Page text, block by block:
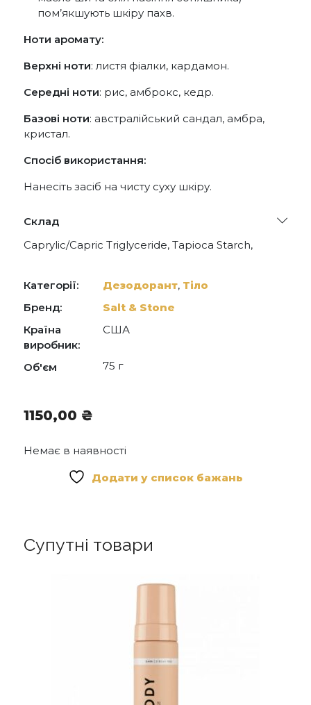
пом’якшують шкіру пахв.
Ноти аромату:
Верхні ноти: листя фіалки, кардамон.
Середні ноти: рис, амброкс, кедр.
Базові ноти: австралійський сандал, амбра,
кристал.
Спосіб використання:
Нанесіть засіб на чисту суху шкіру.
Склад
Caprylic/Capric Triglyceride, Tapioca Starch,
Hyaluronate, Spirulina Platensis Extract, Fragrance
(Parfum), Butyrospermum Parkii (Shea) Butter,
Helianthus Annuus (Sunflower) Seed Oil,
Категорії: Дезодорант, Тіло
Бренд:
Salt & Stone
Країна
виробник:
США
Об'єм 75 г
1150,00 ₴
Немає в наявності
Додати у список бажань
Супутні товари